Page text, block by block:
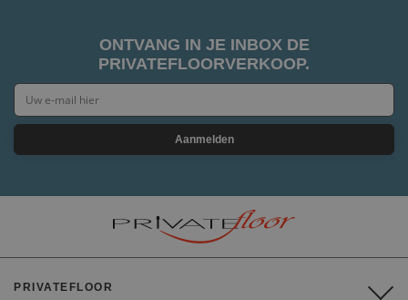
ONTVANG IN JE INBOX DE
PRIVATEFLOORVERKOOP.
Aanmelden
PRIVATEFLOOR